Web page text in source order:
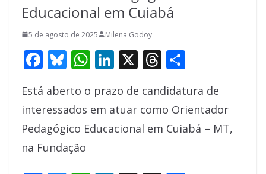
Educacional em Cuiabá
5 de agosto de 2025 Milena Godoy
F
e
b
o
o
Bl
e
sk
y
W
at
s
A
Li
k
e
dI
X T
re
a
d
ar
e
Está aberto o prazo de candidatura de
interessados em atuar como Orientador
Pedagógico Educacional em Cuiabá – MT,
na Fundação